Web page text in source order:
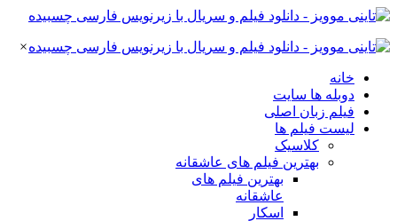
×
خانه
دوبله ها سایت
فیلم زبان اصلی
لیست فیلم ها
کلاسیک
بهترین فیلم های عاشقانه
بهترین فیلم های
عاشقانه
اسکار